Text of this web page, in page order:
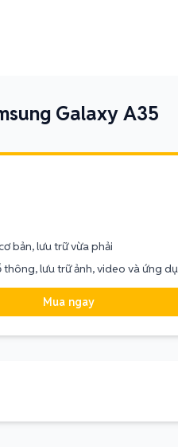
Galaxy A35
bản, lưu trữ vừa phải
lưu trữ ảnh, video và ứng
Mua ngay